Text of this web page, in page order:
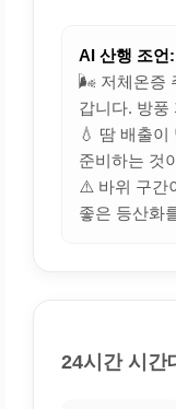
AI 산행 조언:
🌬️ 저체온증
갑니다. 방풍
💧 땀 배출
준비하는 것
⚠️ 바위 구간
좋은 등산화
24시간 시간